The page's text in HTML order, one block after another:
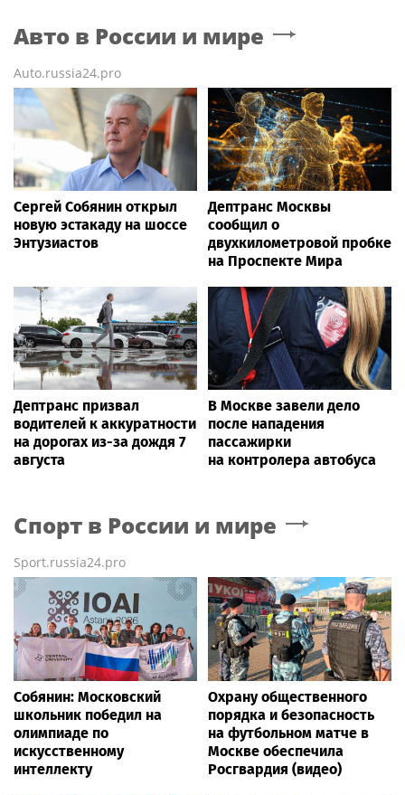
Авто в России и мире
Auto.russia24.pro
Сергей Собянин открыл
новую эстакаду на шоссе
Энтузиастов
Дептранс Москвы
сообщил о
двухкилометровой пробке
на Проспекте Мира
Дептранс призвал
водителей к аккуратности
на дорогах из-за дождя 7
августа
В Москве завели дело
после нападения
пассажирки
на контролера автобуса
Спорт в России и мире
Sport.russia24.pro
Собянин: Московский
школьник победил на
олимпиаде по
искусственному
интеллекту
Охрану общественного
порядка и безопасность
на футбольном матче в
Москве обеспечила
Росгвардия (видео)